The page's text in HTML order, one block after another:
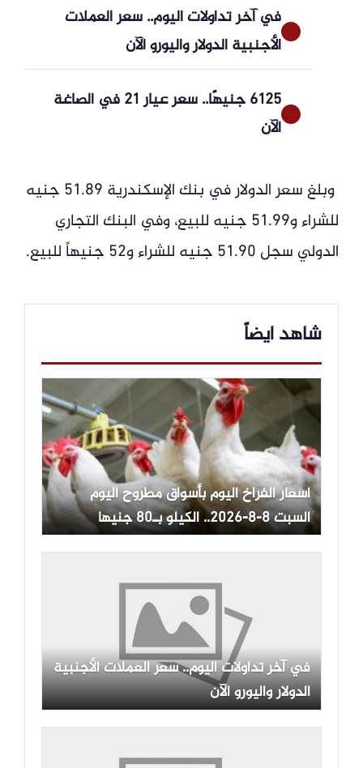
في آخر تداولات اليوم.. سعر العملات
الأجنبية الدولار واليورو الآن
6125 جنيهًا.. سعر عيار 21 في الصاغة
الآن
وبلغ سعر الدولار في بنك الإسكندرية 51.89 جنيه
للشراء و51.99 جنيه للبيع، وفي البنك التجاري
الدولي سجل 51.90 جنيه للشراء و52 جنيهاً للبيع.
شاهد ايضاً
أسعار الفراخ اليوم بأسواق مطروح اليوم
السبت 8-8-2026.. الكيلو بـ80 جنيها
في آخر تداولات اليوم.. سعر العملات الأجنبية
الدولار واليورو الآن